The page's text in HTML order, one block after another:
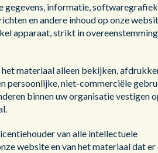
gegevens, informatie,
en andere inhoud op onze
apparaat, strikt in
materiaal alleen bekijken,
persoonlijke, niet-commerciële
binnen uw organisatie vestigen
van alle intellectuele
website en van het materiaal dat er